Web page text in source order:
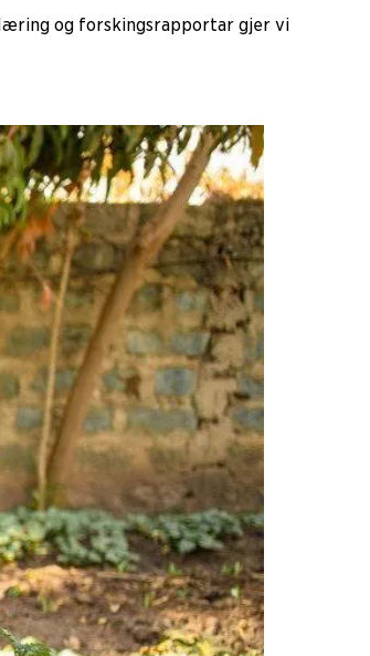
og forskingsrapportar gjer vi